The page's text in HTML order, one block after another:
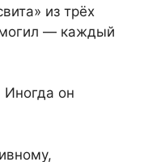
из трёх
— каждый
Иногда он